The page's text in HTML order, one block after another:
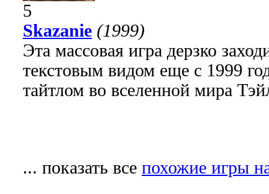
5
Skazanie (1999)
Эта массовая игра дерзко
текстовым видом еще с 1999
тайтлом во вселенной мира
... показать все похожие игры